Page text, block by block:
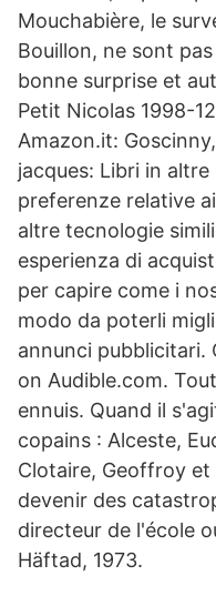
Mouchabière, le
Bouillon, ne sont
bonne surprise et
Petit Nicolas 1998-
Amazon.it:
jacques: Libri in
preferenze relative
altre tecnologie
esperienza di
per capire come i
modo da poterli
annunci pubblicitari.
on Audible.com.
ennuis. Quand il
copains : Alceste,
Clotaire, Geoffroy et
devenir des
directeur de l'école
Häftad, 1973.